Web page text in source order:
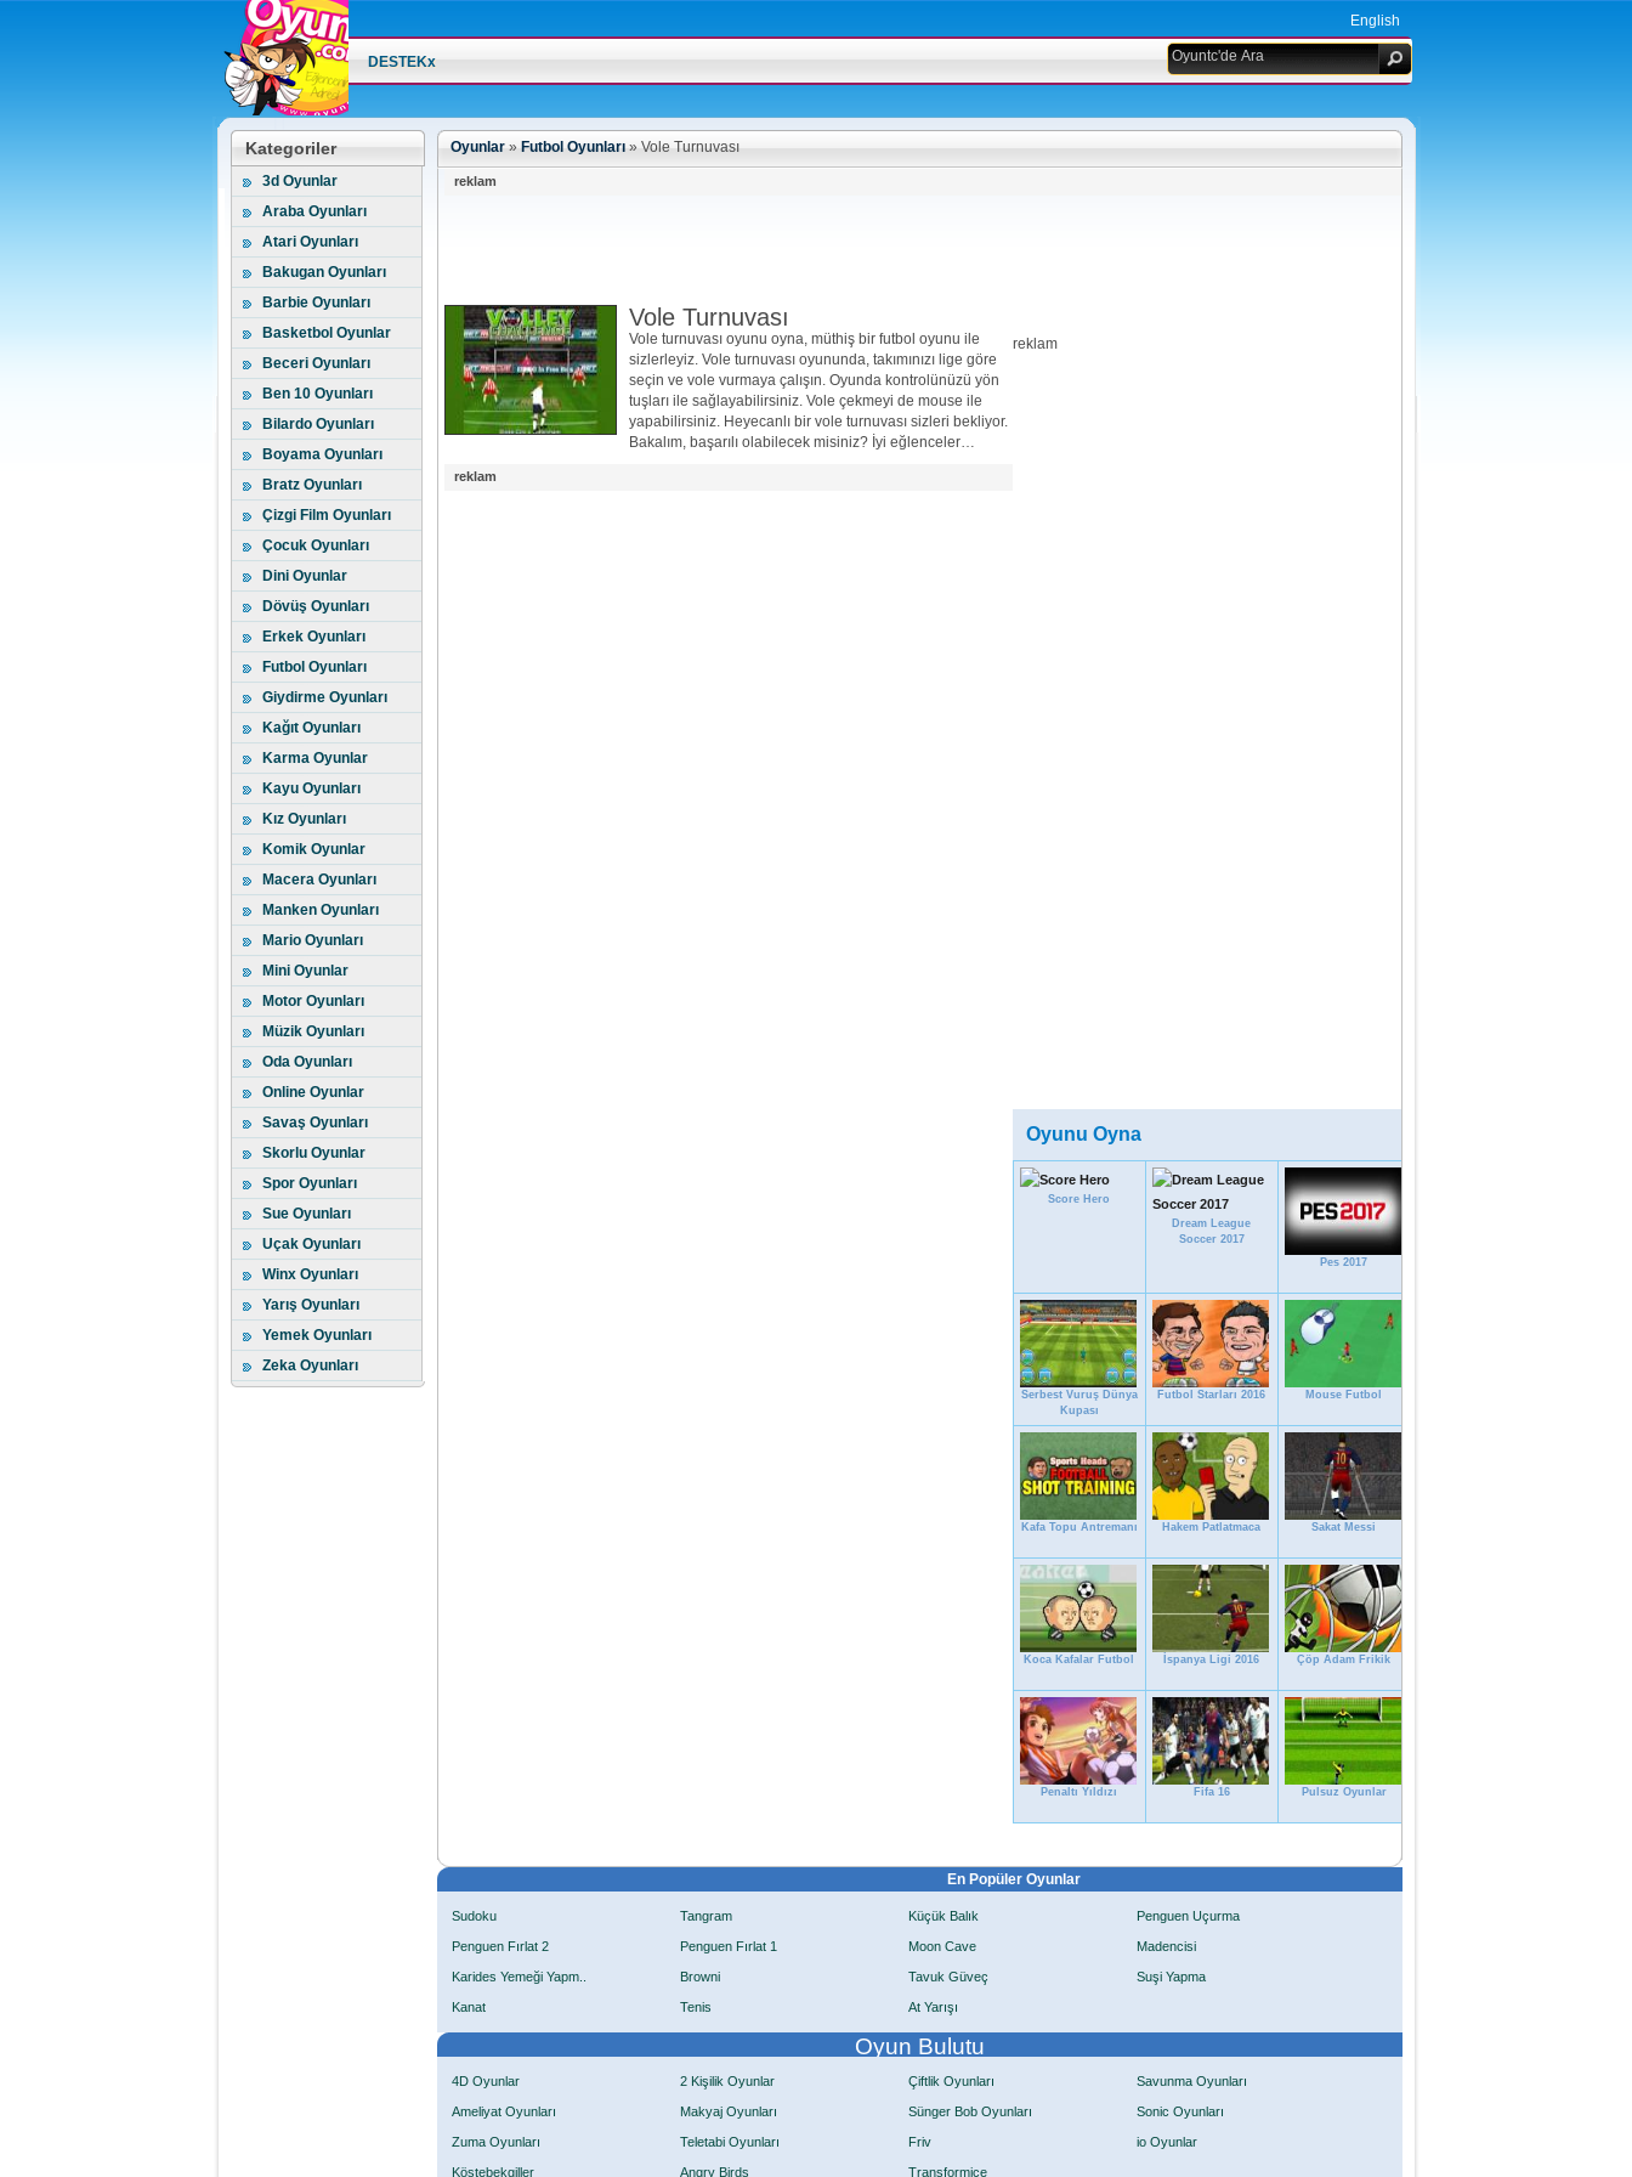
English
DESTEKx
Kategoriler
3d Oyunlar
Araba Oyunları
Atari Oyunları
Bakugan Oyunları
Barbie Oyunları
Basketbol Oyunlar
Beceri Oyunları
Ben 10 Oyunları
Bilardo Oyunları
Boyama Oyunları
Bratz Oyunları
Çizgi Film Oyunları
Çocuk Oyunları
Dini Oyunlar
Dövüş Oyunları
Erkek Oyunları
Futbol Oyunları
Giydirme Oyunları
Kağıt Oyunları
Karma Oyunlar
Kayu Oyunları
Kız Oyunları
Komik Oyunlar
Macera Oyunları
Manken Oyunları
Mario Oyunları
Mini Oyunlar
Motor Oyunları
Müzik Oyunları
Oda Oyunları
Online Oyunlar
Savaş Oyunları
Skorlu Oyunlar
Spor Oyunları
Sue Oyunları
Uçak Oyunları
Winx Oyunları
Yarış Oyunları
Yemek Oyunları
Zeka Oyunları
Oyunlar » Futbol Oyunları »Vole Turnuvası
reklam
Vole Turnuvası
Vole turnuvası oyunu oyna, müthiş bir futbol oyunu ile
sizlerleyiz. Vole turnuvası oyununda, takımınızı lige göre
seçin ve vole vurmaya çalışın. Oyunda kontrolünüzü yön
tuşları ile sağlayabilirsiniz. Vole çekmeyi de mouse ile
yapabilirsiniz. Heyecanlı bir vole turnuvası sizleri bekliyor.
Bakalım, başarılı olabilecek misiniz? İyi eğlenceler…
reklam
reklam
Oyunu Oyna
Score Hero
Dream League
Soccer 2017
Pes 2017
Serbest Vuruş Dünya
Kupası
Futbol Starları 2016 Mouse Futbol
Kafa Topu Antremanı Hakem Patlatmaca Sakat Messi
Koca Kafalar Futbol İspanya Ligi 2016 Çöp Adam Frikik
Penaltı Yıldızı Fifa 16 Pulsuz Oyunlar
En Popüler Oyunlar
Sudoku Tangram Küçük Balık Penguen Uçurma
Penguen Fırlat 2 Penguen Fırlat 1 Moon Cave Madencisi
Karides Yemeği Yapm.. Browni Tavuk Güveç Suşi Yapma
Kanat Tenis At Yarışı
Oyun Bulutu
4D Oyunlar 2 Kişilik Oyunlar Çiftlik Oyunları Savunma Oyunları
Ameliyat Oyunları Makyaj Oyunları Sünger Bob Oyunları Sonic Oyunları
Zuma Oyunları Teletabi Oyunları Friv io Oyunlar
Köstebekgiller Angry Birds Transformice